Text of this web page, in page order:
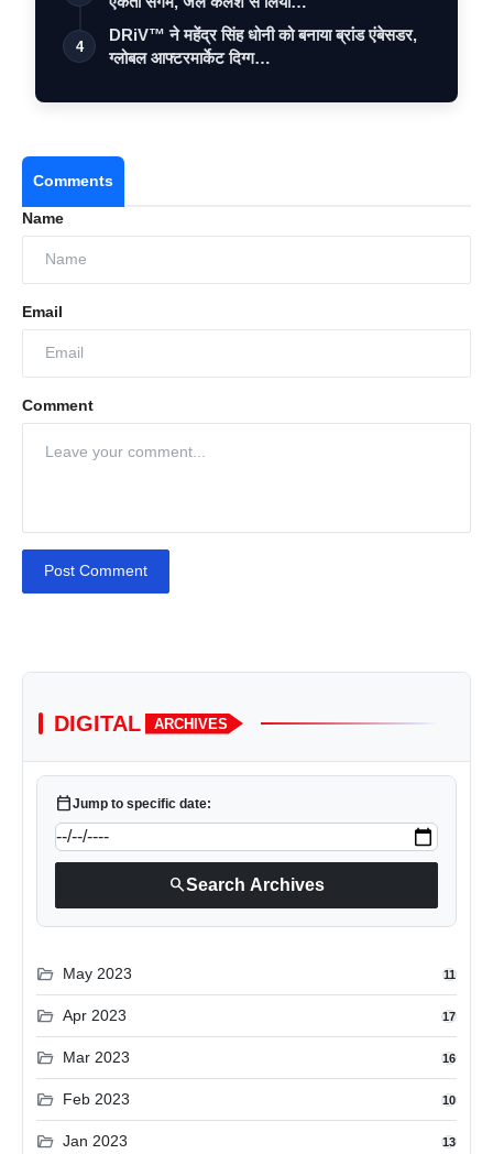
4
DRiV™ ने महेंद्र सिंह धोनी को बनाया ब्रांड एंबेसडर,
ग्लोबल आफ्टरमार्केट दिग्ग…
Comments
Name
Email
Comment
Post Comment
DIGITAL ARCHIVES
calendar_todayJump to specific date:
searchSearch Archives
folder_open May 2023 11
folder_open Apr 2023 17
folder_open Mar 2023 16
folder_open Feb 2023 10
folder_open Jan 2023 13